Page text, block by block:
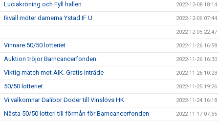
Luciakröning och Fyll hallen 2022-12-08 18:14
Ikväll möter damerna Ystad IF U 2022-12-06 07:44
2022-12-05 22:47
Vinnare 50/50 lotteriet 2022-11-26 16:58
Auktion tröjor Barncancerfonden. 2022-11-26 16:30
Viktig match mot AIK. Gratis inträde 2022-11-26 10:23
50/50 lotteriet 2022-11-25 19:26
Vi välkomnar Dalibor Doder till Vinslövs HK 2022-11-24 16:18
Nästa 50/50 lotteri till förmån för Barncancerfonden 2022-11-17 07:55